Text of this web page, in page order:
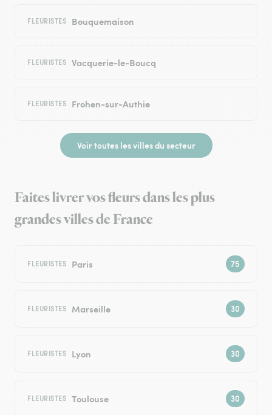
FLEURISTES Bouquemaison
FLEURISTES Vacquerie-le-Boucq
FLEURISTES Frohen-sur-Authie
Voir toutes les villes du secteur
Faites livrer vos fleurs dans les plus
grandes villes de France
FLEURISTES Paris
FLEURISTES Marseille
FLEURISTES Lyon
FLEURISTES Toulouse